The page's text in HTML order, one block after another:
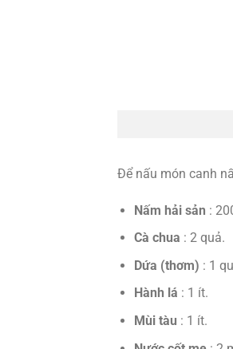
Để nấu món canh
Nấm hải sản :
Cà chua : 2 quả.
Dứa (thơm) : 1
Hành lá : 1 ít.
Mùi tàu : 1 ít.